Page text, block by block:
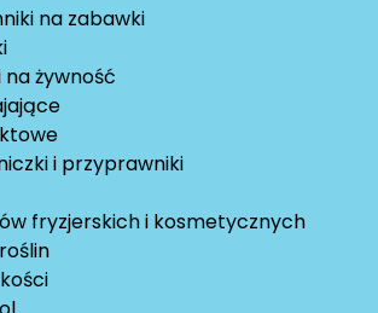
na zabawki
na żywność
i przyprawniki
fryzjerskich i kosmetycznych